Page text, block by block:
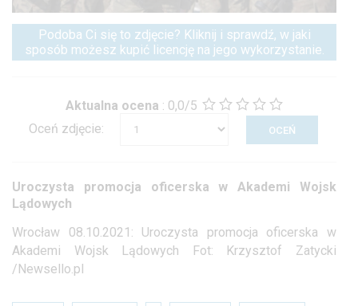
Podoba Ci się to zdjęcie? Kliknij i sprawdź, w jaki
sposób możesz kupić licencję na jego wykorzystanie.
Aktualna ocena : 0,0/5
Oceń zdjęcie:
Uroczysta promocja oficerska w Akademi Wojsk
Lądowych
Wrocław 08.10.2021: Uroczysta promocja oficerska w
Akademi Wojsk Lądowych Fot: Krzysztof Zatycki
/Newsello.pl